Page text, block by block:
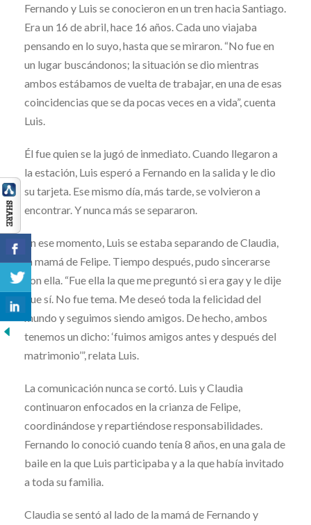
Fernando y Luis se conocieron en un tren hacia Santiago.
Era un 16 de abril, hace 16 años. Cada uno viajaba
pensando en lo suyo, hasta que se miraron. “No fue en
un lugar buscándonos; la situación se dio mientras
ambos estábamos de vuelta de trabajar, en una de esas
coincidencias que se da pocas veces en a vida”, cuenta
Luis.
Él fue quien se la jugó de inmediato. Cuando llegaron a
la estación, Luis esperó a Fernando en la salida y le dio
su tarjeta. Ese mismo día, más tarde, se volvieron a
encontrar. Y nunca más se separaron.
En ese momento, Luis se estaba separando de Claudia,
la mamá de Felipe. Tiempo después, pudo sincerarse
con ella. “Fue ella la que me preguntó si era gay y le dije
que sí. No fue tema. Me deseó toda la felicidad del
mundo y seguimos siendo amigos. De hecho, ambos
tenemos un dicho: ‘fuimos amigos antes y después del
matrimonio’”, relata Luis.
La comunicación nunca se cortó. Luis y Claudia
continuaron enfocados en la crianza de Felipe,
coordinándose y repartiéndose responsabilidades.
Fernando lo conoció cuando tenía 8 años, en una gala de
baile en la que Luis participaba y a la que había invitado
a toda su familia.
Claudia se sentó al lado de la mamá de Fernando y